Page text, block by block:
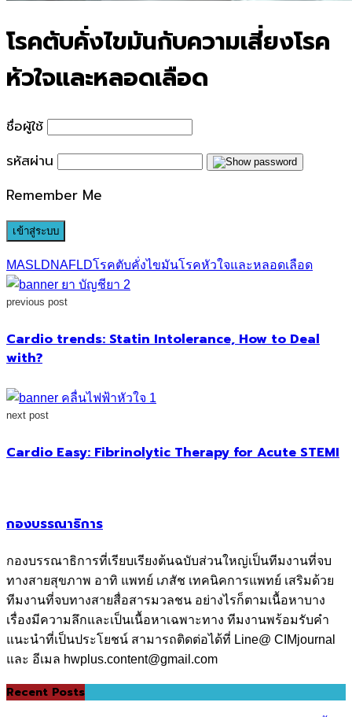
โรคตับคั่งไขมันกับความเสี่ยงโรค
หัวใจและหลอดเลือด
ชื่อผู้ใช้
รหัสผ่าน
Remember Me
MASLDNAFLDโรคตับคั่งไขมันโรคหัวใจและหลอดเลือด
previous post
Cardio trends: Statin Intolerance, How to Deal
with?
next post
Cardio Easy: Fibrinolytic Therapy for Acute STEMI
กองบรรณาธิการ
กองบรรณาธิการที่เรียบเรียงต้นฉบับส่วนใหญ่เป็นทีมงานที่จบ
ทางสายสุขภาพ อาทิ แพทย์ เภสัช เทคนิคการแพทย์ เสริมด้วย
ทีมงานที่จบทางสายสื่อสารมวลชน อย่างไรก็ตามเนื้อหาบาง
เรื่องมีความลึกและเป็นเนื้อหาเฉพาะทาง ทีมงานพร้อมรับคำ
แนะนำที่เป็นประโยชน์ สามารถติดต่อได้ที่ Line@ CIMjournal
และ อีเมล hwplus.content@gmail.com
Recent Posts